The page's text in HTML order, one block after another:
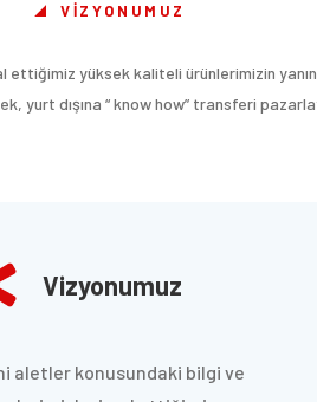
VIZYONUMUZ
yüksek kaliteli ürünlerimizin
yurt dışına “ know how” transferi
Vizyonumuz
aletler konusundaki bilgi ve